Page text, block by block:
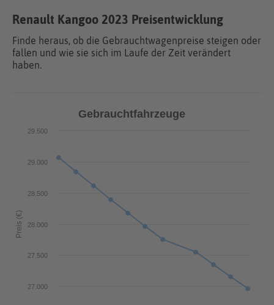
Renault Kangoo 2023 Preisentwicklung
Finde heraus, ob die Gebrauchtwagenpreise steigen oder
fallen und wie sie sich im Laufe der Zeit verändert
haben.
Preis (€)
Gebrauchtfahrzeuge
27.000
27.500
28.000
28.500
29.000
29.500